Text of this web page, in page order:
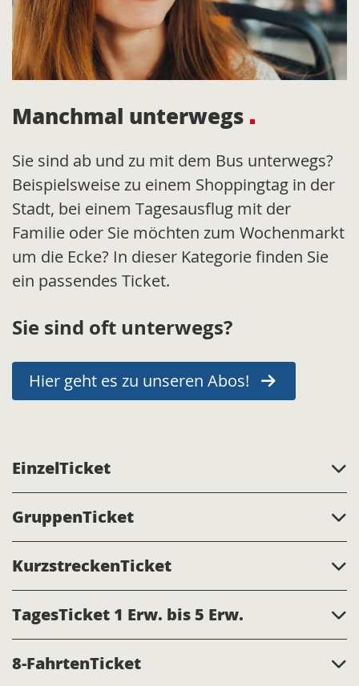
Manchmal unterwegs
Sie sind ab und zu mit dem Bus unterwegs?
Beispielsweise zu einem Shoppingtag in der
Stadt, bei einem Tagesausflug mit der
Familie oder Sie möchten zum Wochenmarkt
um die Ecke? In dieser Kategorie finden Sie
ein passendes Ticket.
Sie sind oft unterwegs?
Hier geht es zu unseren Abos!
EinzelTicket
GruppenTicket
KurzstreckenTicket
TagesTicket 1 Erw. bis 5 Erw.
8-FahrtenTicket